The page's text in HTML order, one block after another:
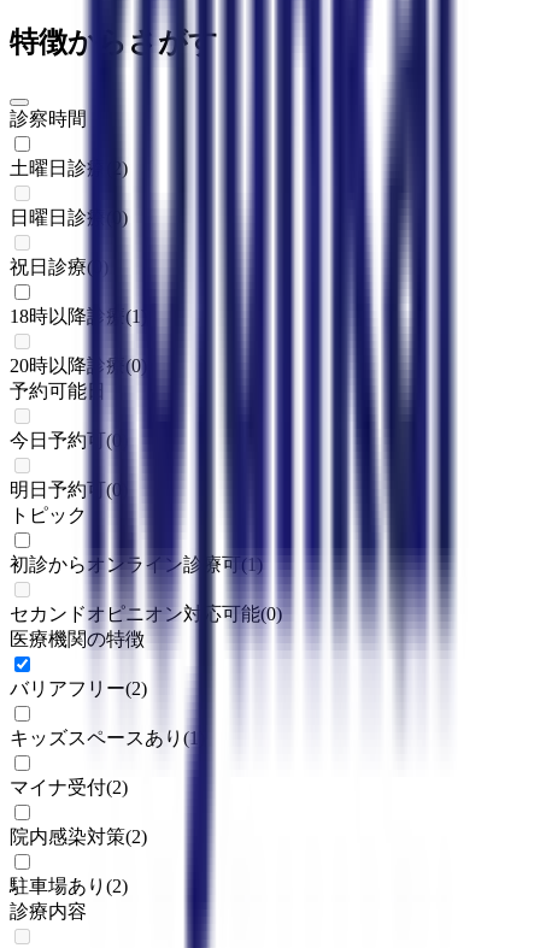
特徴からさがす
診察時間
土曜日診療 2)
日曜日診療 )
祝日診療(
18時以降診療 (1)
20時以降診療 (0)
予約可能日
今日予約可(0
明日予約可(0
トピック
初診からオンライン診療可(1 )
セカンドオピニオン対応可能(0)
医療機関の特徴
バリアフリー(2)
キッズスペースあり (1
マイナ受付(2)
院内感染対策(2)
駐車場あり (2)
診療内容